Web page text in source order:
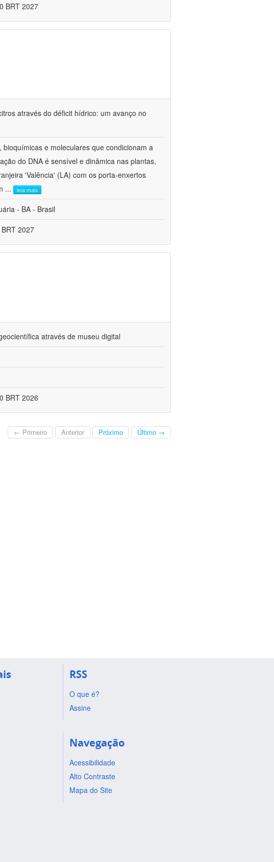
BRT 2027
através do déficit hídrico: um avanço no
e moleculares que condicionam a
do DNA é sensível e dinâmica nas plantas,
'Valência' (LA) com os porta-enxertos
... leia mais
- BA - Brasil
2027
através de museu digital
BRT 2026
← Primeiro Anterior Próximo Último →
RSS
O que é?
Assine
Navegação
Acessibilidade
Alto Contraste
Mapa do Site